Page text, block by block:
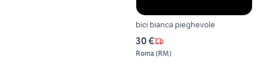
bici bianca pieghevole
30 €
Roma (RM)